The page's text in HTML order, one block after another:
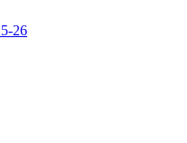
26